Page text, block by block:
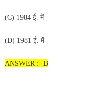
(C) 1984 ई. में
(D) 1981 ई. में
ANSWER :- B